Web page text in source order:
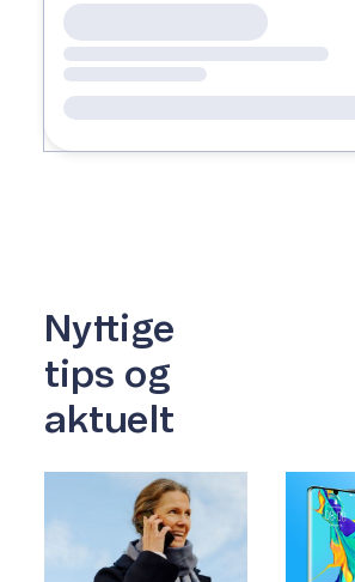
Nyttige
tips og
aktuelt